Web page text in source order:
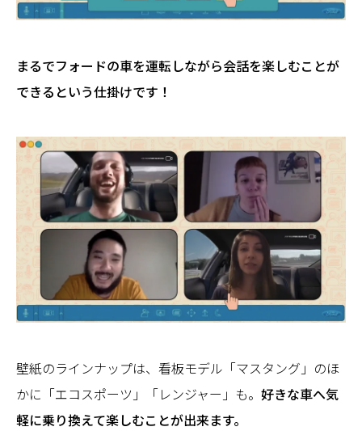
まるでフォードの車を運転しながら会話を楽しむことが
できるという仕掛けです！
壁紙のラインナップは、看板モデル「マスタング」のほ
かに「エコスポーツ」「レンジャー」も。 好きな車へ気
軽に乗り換えて楽しむことが出来ます。